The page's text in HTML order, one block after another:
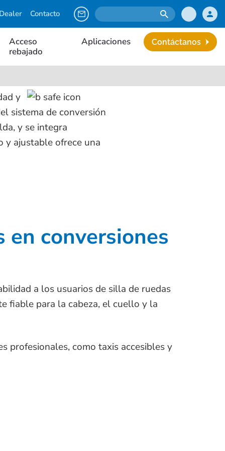
Dealer Contacto
Acceso
rebajado
Aplicaciones Contáctanos
y
sistema de conversión
y se integra
y ajustable ofrece una
en conversiones
a los usuarios de silla de ruedas
fiable para la cabeza, el cuello y la
profesionales, como taxis accesibles y